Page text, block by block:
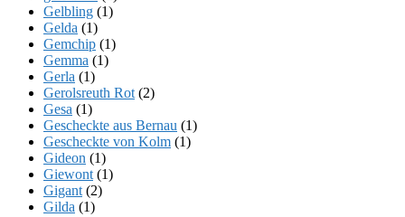
Gelbling (1)
Gelda (1)
Gemchip (1)
Gemma (1)
Gerla (1)
Gerolsreuth Rot (2)
Gesa (1)
Gescheckte aus Bernau (1)
Gescheckte von Kolm (1)
Gideon (1)
Giewont (1)
Gigant (2)
Gilda (1)